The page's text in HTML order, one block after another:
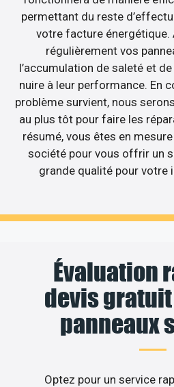
permettant du reste
votre facture énergétique.
régulièrement vos
l’accumulation de saleté et
nuire à leur performance. En
problème survient, nous
au plus tôt pour faire les
résumé, vous êtes en
société pour vous offrir un
grande qualité pour votre
Évaluation
devis
panneaux
Optez pour un service